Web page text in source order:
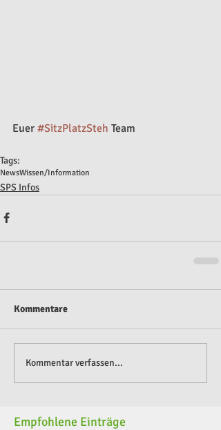
Euer #SitzPlatzSteh Team
Tags:
NewsWissen/Information
SPS Infos
Kommentare
Kommentar verfassen...
Empfohlene Einträge